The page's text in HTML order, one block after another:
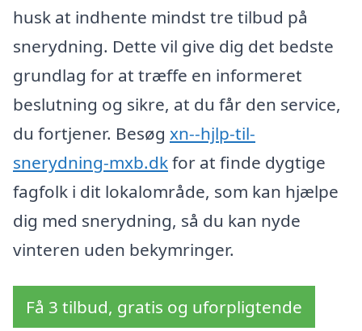
husk at indhente mindst tre tilbud på
snerydning. Dette vil give dig det bedste
grundlag for at træffe en informeret
beslutning og sikre, at du får den service,
du fortjener. Besøg xn--hjlp-til-
snerydning-mxb.dkfor at finde dygtige
fagfolk i dit lokalområde, som kan hjælpe
dig med snerydning, så du kan nyde
vinteren uden bekymringer.
Få 3 tilbud, gratis og uforpligtende